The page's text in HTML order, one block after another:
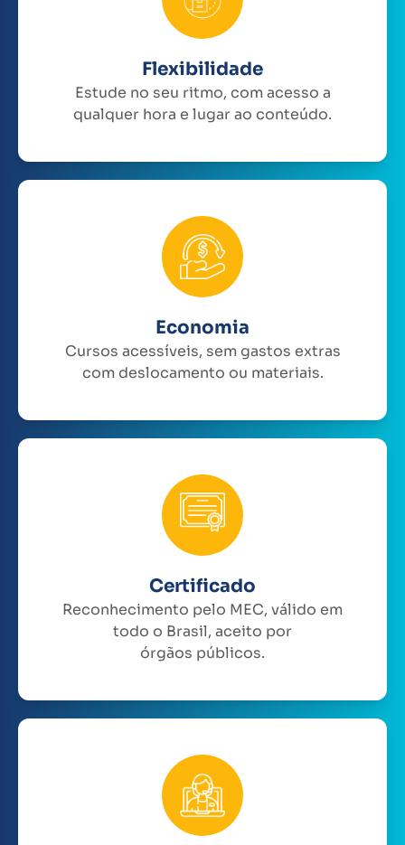
Flexibilidade
Estude no seu ritmo, com acesso a
qualquer hora e lugar ao conteúdo.
Economia
Cursos acessíveis, sem gastos extras
com deslocamento ou materiais.
Certificado
Reconhecimento pelo MEC, válido em
todo o Brasil, aceito por
órgãos públicos.